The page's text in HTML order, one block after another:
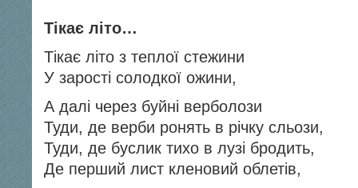
Тікає літо…
Тікає літо з теплої стежини
У зарості солодкої ожини,
А далі через буйні верболози
Туди, де верби ронять в річку сльози,
Туди, де буслик тихо в лузі бродить,
Де перший лист кленовий облетів,